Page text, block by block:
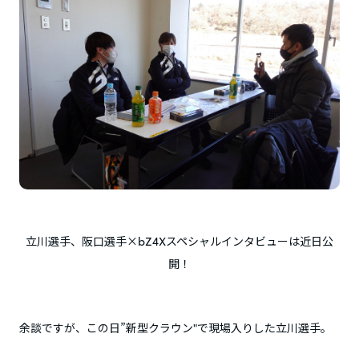
立川選手、阪口選手×bZ4Xスペシャルインタビューは近日公
開！
余談ですが、この日”新型クラウン"で現場入りした立川選手。